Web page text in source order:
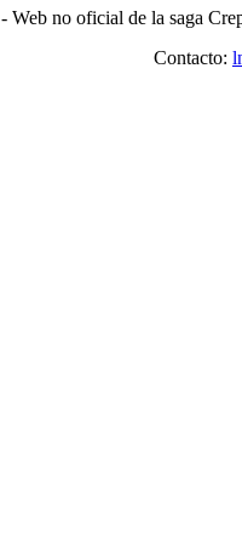
- Web no oficial de la saga
Contacto: